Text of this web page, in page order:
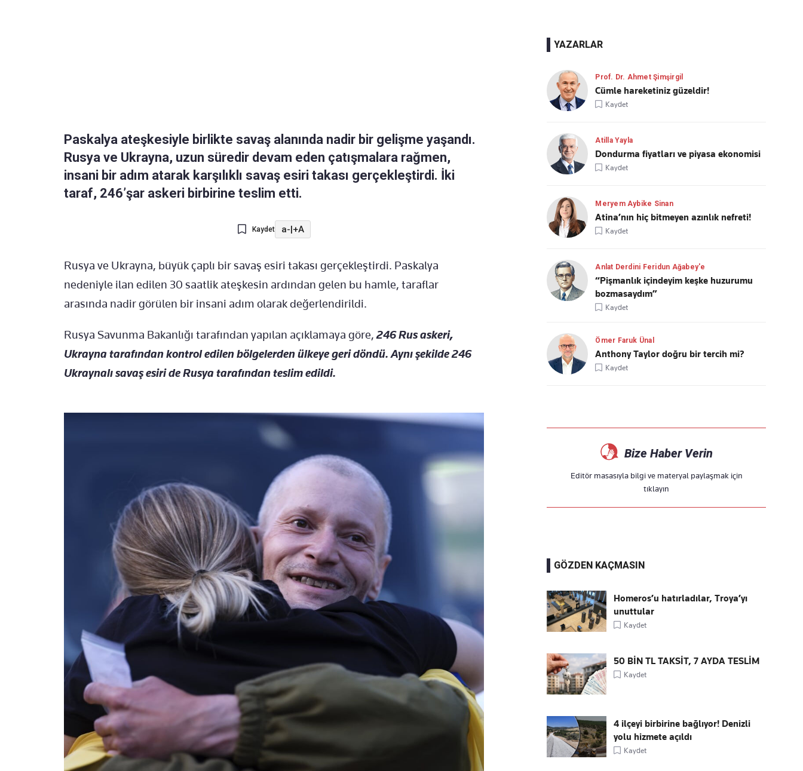
Paskalya ateşkesiyle birlikte savaş alanında nadir bir gelişme yaşandı.
Rusya ve Ukrayna, uzun süredir devam eden çatışmalara rağmen,
insani bir adım atarak karşılıklı savaş esiri takası gerçekleştirdi. İki
taraf, 246’şar askeri birbirine teslim etti.
Kaydet a-|+A
Rusya ve Ukrayna, büyük çaplı bir savaş esiri takası gerçekleştirdi. Paskalya
nedeniyle ilan edilen 30 saatlik ateşkesin ardından gelen bu hamle, taraflar
arasında nadir görülen bir insani adım olarak değerlendirildi.
Rusya Savunma Bakanlığı tarafından yapılan açıklamaya göre,246 Rus askeri,
Ukrayna tarafından kontrol edilen bölgelerden ülkeye geri döndü. Aynı şekilde 246
Ukraynalı savaş esiri de Rusya tarafından teslim edildi.
YAZARLAR
Prof. Dr. Ahmet Şimşirgil
Cümle hareketiniz güzeldir!
Kaydet
Atilla Yayla
Dondurma fiyatları ve piyasa ekonomisi
Kaydet
Meryem Aybike Sinan
Atina’nın hiç bitmeyen azınlık nefreti!
Kaydet
Anlat Derdini Feridun Ağabey'e
“Pişmanlık içindeyim keşke huzurumu
bozmasaydım”
Kaydet
Ömer Faruk Ünal
Anthony Taylor doğru bir tercih mi?
Kaydet
Bize Haber Verin
Editör masasıyla bilgi ve materyal paylaşmak için
tıklayın
GÖZDEN KAÇMASIN
Homeros’u hatırladılar, Troya’yı
unuttular
Kaydet
50 BİN TL TAKSİT, 7 AYDA TESLİM
Kaydet
4 ilçeyi birbirine bağlıyor! Denizli
yolu hizmete açıldı
Kaydet